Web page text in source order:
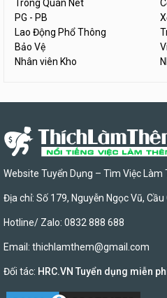
Trông Quán Net
PG - PB
Lao Động Phổ Thông
Bảo Vệ
Nhân viên Kho
Website Tuyển Dụng – Tìm Việc Làm
Địa chỉ: Số 179, Nguyễn Ngọc Vũ, Cầu
Hotline/ Zalo: 0832 888 688
Email: thichlamthem@gmail.com
Đối tác: HRC.VN Tuyển dụng miễn